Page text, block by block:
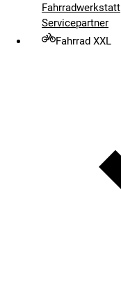
Fahrradwerkstatt
Servicepartner
Fahrrad XXL